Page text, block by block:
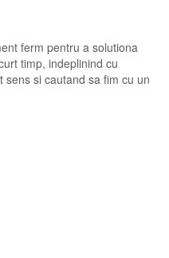
ferm pentru a solutiona
timp, indeplinind cu
si cautand sa fim cu un